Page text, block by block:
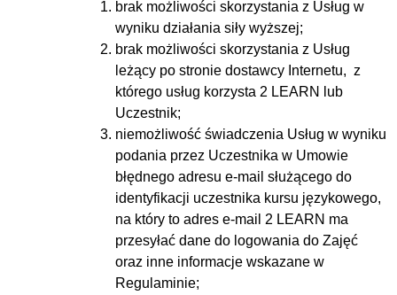
brak możliwości skorzystania z Usług w
wyniku działania siły wyższej;
brak możliwości skorzystania z Usług
leżący po stronie dostawcy Internetu, z
którego usług korzysta 2 LEARN lub
Uczestnik;
niemożliwość świadczenia Usług w wyniku
podania przez Uczestnika w Umowie
błędnego adresu e-mail służącego do
identyfikacji uczestnika kursu językowego,
na który to adres e-mail 2 LEARN ma
przesyłać dane do logowania do Zajęć
oraz inne informacje wskazane w
Regulaminie;